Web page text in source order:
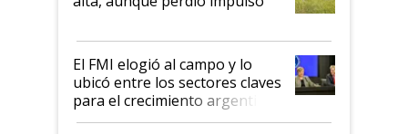
que de una dura crisis salió
de Milei
El FMI elogió al campo y lo
ubicó entre los sectores claves
para el crecimiento argentino